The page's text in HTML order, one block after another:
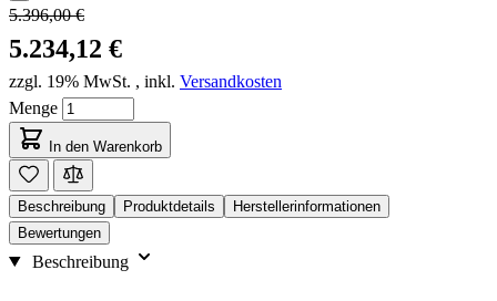
5.396,00 €
5.234,12 €
zzgl. 19% MwSt. , inkl. Versandkosten
Menge
In den Warenkorb
Beschreibung Produktdetails
Herstellerinformationen
Bewertungen
Beschreibung